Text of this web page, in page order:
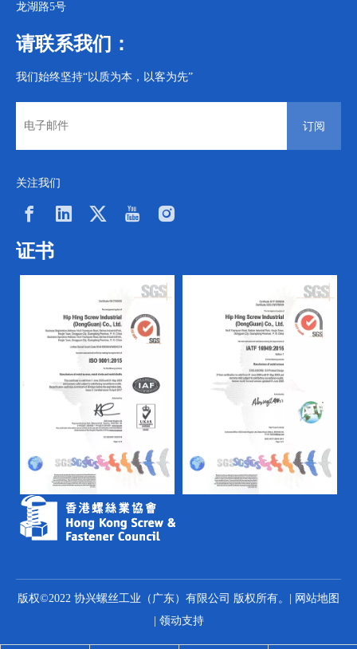
龙湖路5号
请联系我们：
我们始终坚持“以质为本，以客为先”
订阅
关注我们
证书
版权©2022 协兴螺丝工业（广东）有限公司 版权所有。|
网站地图
领动支持